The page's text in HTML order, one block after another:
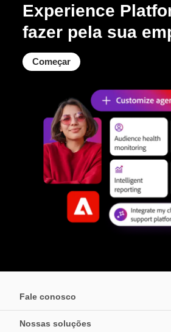
Experience
fazer pela sua
Começar
Fale conosco
Nossas soluções